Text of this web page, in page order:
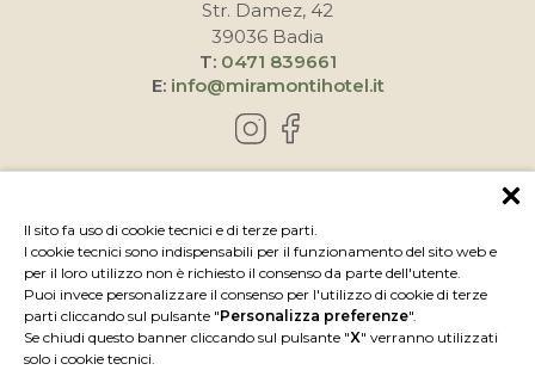
Il sito fa uso di cookie tecnici e di terze parti.
I cookie tecnici sono indispensabili per il funzionamento del sito web e
per il loro utilizzo non è richiesto il consenso da parte dell'utente.
Puoi invece personalizzare il consenso per l'utilizzo di cookie di terze
parti cliccando sul pulsante "Personalizza preferenze".
Se chiudi questo banner cliccando sul pulsante "X" verranno utilizzati
solo i cookie tecnici.
Str. Damez, 42
39036 Badia
T: 0471 839661
E: info@miramontihotel.it